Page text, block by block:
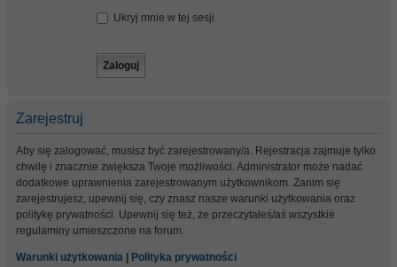
Ukryj mnie w tej sesji
Zarejestruj
Aby się zalogować, musisz być zarejestrowany/a. Rejestracja zajmuje tylko
chwilę i znacznie zwiększa Twoje możliwości. Administrator może nadać
dodatkowe uprawnienia zarejestrowanym użytkownikom. Zanim się
zarejestrujesz, upewnij się, czy znasz nasze warunki użytkowania oraz
politykę prywatności. Upewnij się też, że przeczytałeś/aś wszystkie
regulaminy umieszczone na forum.
Warunki użytkowania Polityka prywatności